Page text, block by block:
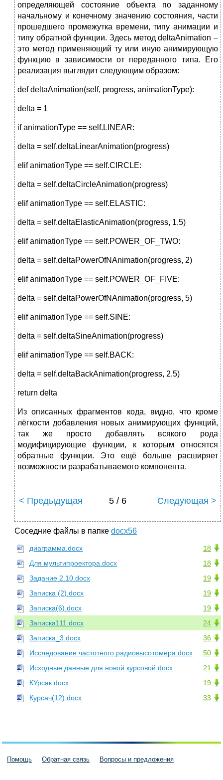
определяющей состояние объекта по заданному
начальному и конечному значению состояния, части
прошедшего промежутка времени, типу анимации и
типу обратной функции. Здесь метод deltaAnimation –
это метод применяющий ту или иную анимирующую
функцию в зависимости от переданного типа. Его
реализация выглядит следующим образом:
def deltaAnimation(self, progress, animationType):
delta = 1
if animationType == self.LINEAR:
delta = self.deltaLinearAnimation(progress)
elif animationType == self.CIRCLE:
delta = self.deltaCircleAnimation(progress)
elif animationType == self.ELASTIC:
delta = self.deltaElasticAnimation(progress, 1.5)
elif animationType == self.POWER_OF_TWO:
delta = self.deltaPowerOfNAnimation(progress, 2)
elif animationType == self.POWER_OF_FIVE:
delta = self.deltaPowerOfNAnimation(progress, 5)
elif animationType == self.SINE:
delta = self.deltaSineAnimation(progress)
elif animationType == self.BACK:
delta = self.deltaBackAnimation(progress, 2.5)
return delta
Из описанных фрагментов кода, видно, что кроме
лёгкости добавления новых анимирующих функций,
так же просто добавлять всякого рода
модифицирующие функции, к которым относятся
обратные функции. Это ещё больше расширяет
возможности разрабатываемого компонента.
< Предыдущая 5 / 6 Следующая >
Соседние файлы в папке docx56
18
диаграмма.docx
18
Для мультипроектора.docx
19
Задание 2.10.docx
19
Записка (2).docx
19
Записка(6).docx
24
Записка111.docx
36
Записка_3.docx
50
Исследование частотного радиовысотомера.docx
21
Исходные данные для новой курсовой.docx
19
КУрсак.docx
33
Курсач(12).docx
Помощь Обратная связь Вопросы и предложения